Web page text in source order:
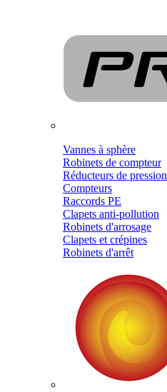
Vannes à sphère
Robinets de compteur
Réducteurs de pression
Compteurs
Raccords PE
Clapets anti-pollution
Robinets d'arrosage
Clapets et crépines
Robinets d'arrêt